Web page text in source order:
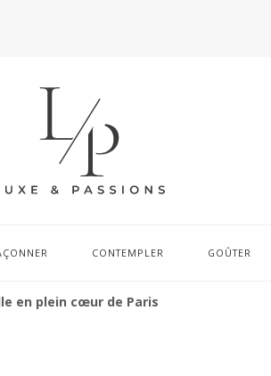
CONTEMPLER GOÛTER
en plein cœur de Paris